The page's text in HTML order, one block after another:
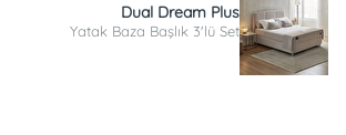
Dual Dream Plus
Yatak Baza Başlık 3'lü Set